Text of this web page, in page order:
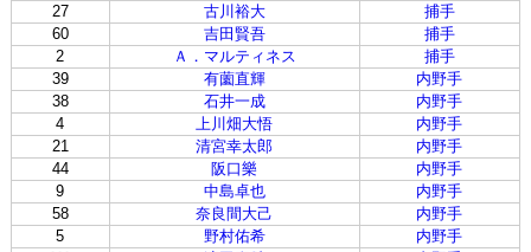
27
古川裕大
捕手
60
吉田賢吾
捕手
2
Ａ．マルティネス
捕手
39
有薗直輝
内野手
38
石井一成
内野手
4
上川畑大悟
内野手
21
清宮幸太郎
内野手
44
阪口樂
内野手
9
中島卓也
内野手
58
奈良間大己
内野手
5
野村佑希
内野手